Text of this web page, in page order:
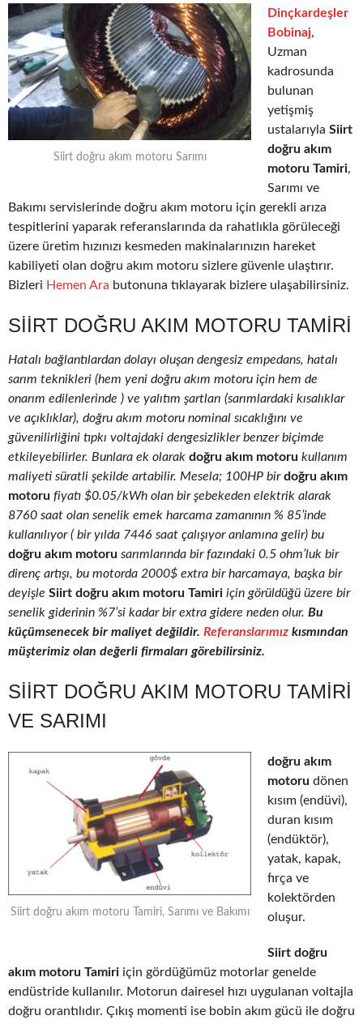
Siirt doğru akım motoru Sarımı
Dinçkardeşler
Bobinaj,
Uzman
kadrosunda
bulunan
yetişmiş
ustalarıyla Siirt
doğru akım
motoru Tamiri,
Sarımı ve
Bakımı servislerinde doğru akım motoru için gerekli arıza
tespitlerini yaparak referanslarında da rahatlıkla görüleceği
üzere üretim hızınızı kesmeden makinalarınızın hareket
kabiliyeti olan doğru akım motoru sizlere güvenle ulaştırır.
Bizleri Hemen Ara butonuna tıklayarak bizlere ulaşabilirsiniz.
SIIRT DOĞRU AKIM MOTORU TAMIRI
Hatalı bağlantılardan dolayı oluşan dengesiz empedans, hatalı
sarım teknikleri (hem yeni doğru akım motoru için hem de
onarım edilenlerinde ) ve yalıtım şartları (sarımlardaki kısalıklar
ve açıklıklar), doğru akım motoru nominal sıcaklığını ve
güvenilirliğini tıpkı voltajdaki dengesizlikler benzer biçimde
etkileyebilirler. Bunlara ek olarak doğru akım motoru kullanım
maliyeti süratli şekilde artabilir. Mesela; 100HP birdoğru akım
motoru fiyatı $0.05/kWh olan bir şebekeden elektrik alarak
8760 saat olan senelik emek harcama zamanının % 85’inde
kullanılıyor ( bir yılda 7446 saat çalışıyor anlamına gelir) bu
doğru akım motoru sarımlarında bir fazındaki 0.5 ohm’luk bir
direnç artışı, bu motorda 2000$ extra bir harcamaya, başka bir
deyişle Siirt doğru akım motoru Tamiri için görüldüğü üzere bir
senelik giderinin %7’si kadar bir extra gidere neden olur. Bu
küçümsenecek bir maliyet değildir. Referanslarımız kısmından
müşterimiz olan değerli firmaları görebilirsiniz.
SIIRT DOĞRU AKIM MOTORU TAMIRI
VE SARIMI
Siirt doğru akım motoru Tamiri, Sarımı ve Bakımı
doğru akım
motoru dönen
kısım (endüvi),
duran kısım
(endüktör),
yatak, kapak,
fırça ve
kolektörden
oluşur.
Siirt doğru
akım motoru Tamiri için gördüğümüz motorlar genelde
endüstride kullanılır. Motorun dairesel hızı uygulanan voltajla
doğru orantılıdır. Çıkış momenti ise bobin akım gücü ile doğru